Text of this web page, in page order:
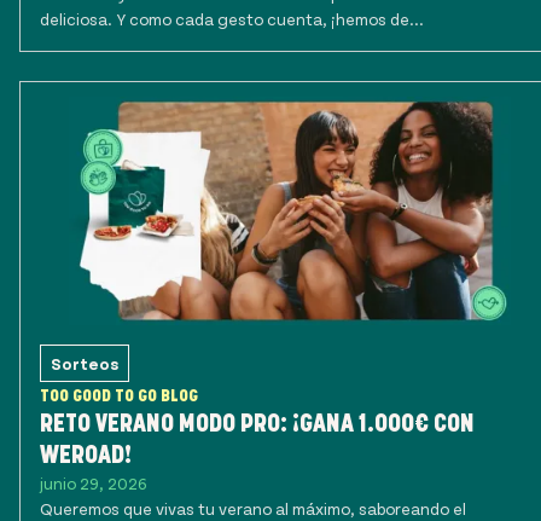
deliciosa. Y como cada gesto cuenta, ¡hemos de...
Sorteos
TOO GOOD TO GO BLOG
RETO VERANO MODO PRO: ¡GANA 1.000€ CON
WEROAD!
junio 29, 2026
Queremos que vivas tu verano al máximo, saboreando el